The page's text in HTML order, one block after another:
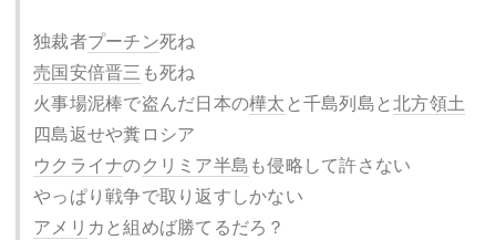
独裁者プーチン死ね
売国安倍晋三 も死ね
火事場泥棒で盗んだ日本の樺太 と千島列島と北方領土
四島返せや糞ロシア
ウクライナのクリミア半島 も侵略して許さない
やっぱり戦争で取り返すしかない
アメリ カと組めば勝てるだろ？